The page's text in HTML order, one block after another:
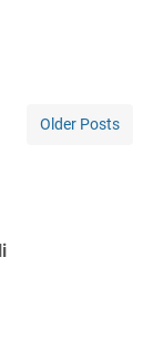
Older Posts